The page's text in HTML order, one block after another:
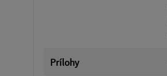
Prílohy